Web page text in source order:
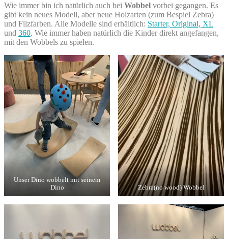
Wie immer bin ich natürlich auch bei Wobbel vorbei gegangen. Es
gibt kein neues Modell, aber neue Holzarten (zum Bespiel Zebra)
und Filzfarben. Alle Modelle sind erhältlich: Starter, Original, XL
und 360. Wie immer haben natürlich die Kinder direkt angefangen,
mit den Wobbels zu spielen.
Unser Dino wobbelt mit seinem
Dino
Zebra(no wood) Wobbel